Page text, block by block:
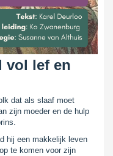
vol lef en
dat als slaaf moet
zijn moeder en de hulp
hij een makkelijk leven
te komen voor zijn